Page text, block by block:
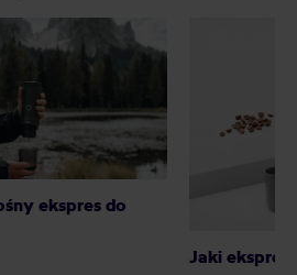
ekspres do
Jaki